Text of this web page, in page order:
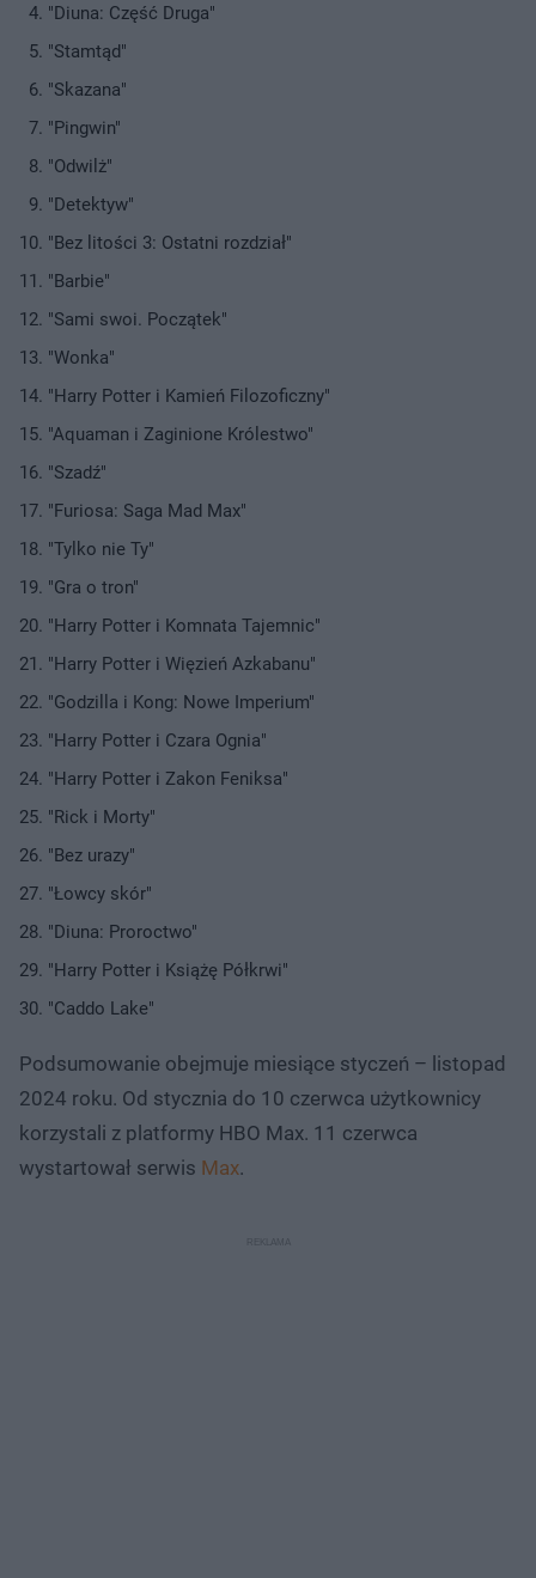
"Diuna: Część Druga"
"Stamtąd"
"Skazana"
"Pingwin"
"Odwilż"
"Detektyw"
"Bez litości 3: Ostatni rozdział"
"Barbie"
"Sami swoi. Początek"
"Wonka"
"Harry Potter i Kamień Filozoficzny"
"Aquaman i Zaginione Królestwo"
"Szadź"
"Furiosa: Saga Mad Max"
"Tylko nie Ty"
"Gra o tron"
"Harry Potter i Komnata Tajemnic"
"Harry Potter i Więzień Azkabanu"
"Godzilla i Kong: Nowe Imperium"
"Harry Potter i Czara Ognia"
"Harry Potter i Zakon Feniksa"
"Rick i Morty"
"Bez urazy"
"Łowcy skór"
"Diuna: Proroctwo"
"Harry Potter i Książę Półkrwi"
"Caddo Lake"
Podsumowanie obejmuje miesiące styczeń – listopad
2024 roku. Od stycznia do 10 czerwca użytkownicy
korzystali z platformy HBO Max. 11 czerwca
wystartował serwis Max.